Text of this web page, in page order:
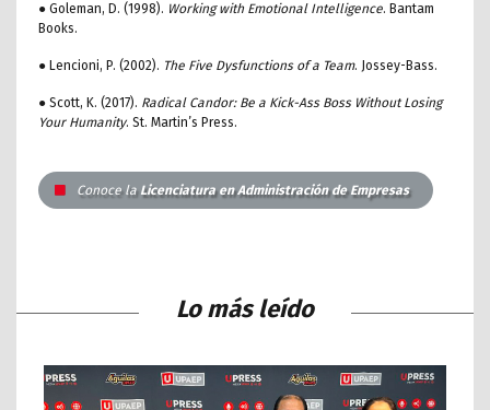
● Goleman, D. (1998). Working with Emotional Intelligence. Bantam
Books.
● Lencioni, P. (2002). The Five Dysfunctions of a Team. Jossey-Bass.
● Scott, K. (2017). Radical Candor: Be a Kick-Ass Boss Without Losing
Your Humanity. St. Martin’s Press.
Conoce la Licenciatura en Administración de Empresas
Lo más leído